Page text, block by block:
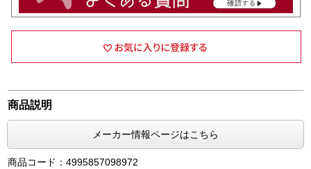
商品説明
メーカー情報ページはこちら
商品コード：4995857098972